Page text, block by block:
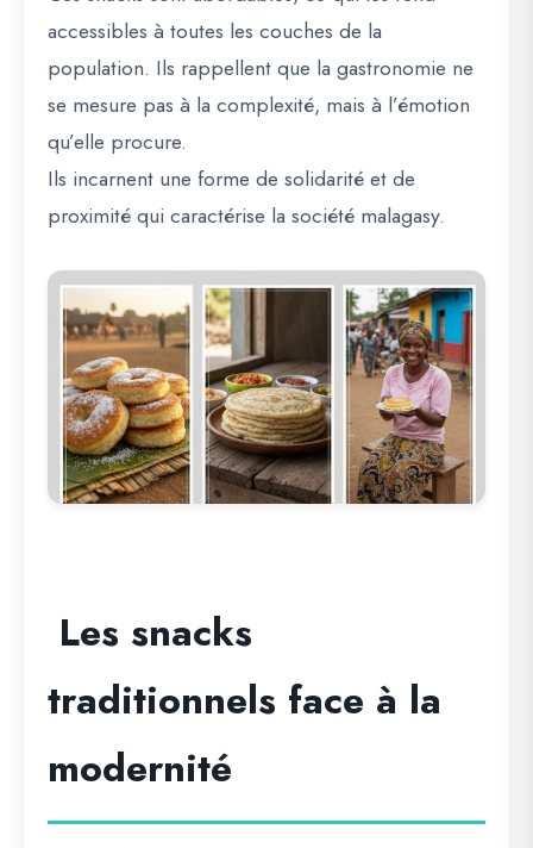
accessibles à toutes les couches de la
population. Ils rappellent que la gastronomie ne
se mesure pas à la complexité, mais à l’émotion
qu’elle procure.
Ils incarnent une forme de solidarité et de
proximité qui caractérise la société malagasy.
Les snacks
traditionnels face à la
modernité